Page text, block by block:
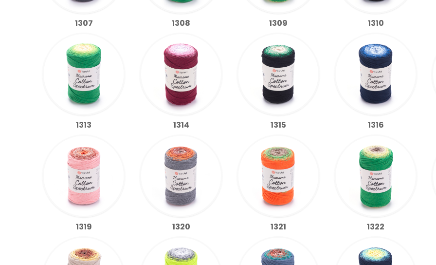
1307 1308 1309 1310
1313 1314 1315 1316
1319 1320 1321 1322